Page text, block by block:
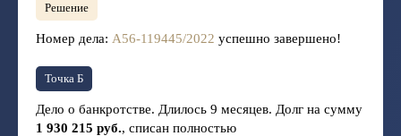
Решение
Номер дела: А56-119445/2022 успешно завершено!
Точка Б
Дело о банкротстве. Длилось 9 месяцев. Долг на сумму
1 930 215 руб., списан полностью